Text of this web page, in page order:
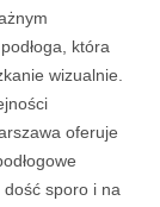
która
wizualnie.
oferuje
sporo i na